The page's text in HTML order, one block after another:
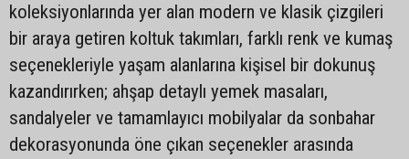
koleksiyonlarında yer alan modern ve klasik çizgileri
bir araya getiren koltuk takımları, farklı renk ve kumaş
seçenekleriyle yaşam alanlarına kişisel bir dokunuş
kazandırırken; ahşap detaylı yemek masaları,
sandalyeler ve tamamlayıcı mobilyalar da sonbahar
dekorasyonunda öne çıkan seçenekler arasında